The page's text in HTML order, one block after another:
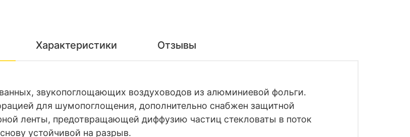
Характеристики Отзывы
звукопоглощающих воздуховодов из алюминиевой фольги.
для шумопоглощения, дополнительно снабжен защитной
ленты, предотвращающей диффузию частиц стекловаты в поток
устойчивой на разрыв.